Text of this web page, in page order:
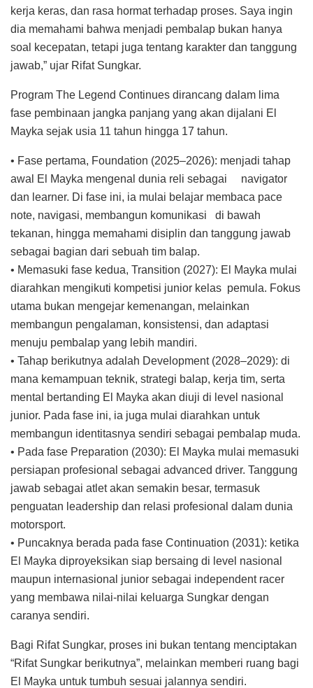
kerja keras, dan rasa hormat terhadap proses. Saya ingin
dia memahami bahwa menjadi pembalap bukan hanya
soal kecepatan, tetapi juga tentang karakter dan tanggung
jawab,” ujar Rifat Sungkar.
Program The Legend Continues dirancang dalam lima
fase pembinaan jangka panjang yang akan dijalani El
Mayka sejak usia 11 tahun hingga 17 tahun.
• Fase pertama, Foundation (2025–2026): menjadi tahap
awal El Mayka mengenal dunia reli sebagai navigator
dan learner. Di fase ini, ia mulai belajar membaca pace
note, navigasi, membangun komunikasi di bawah
tekanan, hingga memahami disiplin dan tanggung jawab
sebagai bagian dari sebuah tim balap.
• Memasuki fase kedua, Transition (2027): El Mayka mulai
diarahkan mengikuti kompetisi junior kelas pemula. Fokus
utama bukan mengejar kemenangan, melainkan
membangun pengalaman, konsistensi, dan adaptasi
menuju pembalap yang lebih mandiri.
• Tahap berikutnya adalah Development (2028–2029): di
mana kemampuan teknik, strategi balap, kerja tim, serta
mental bertanding El Mayka akan diuji di level nasional
junior. Pada fase ini, ia juga mulai diarahkan untuk
membangun identitasnya sendiri sebagai pembalap muda.
• Pada fase Preparation (2030): El Mayka mulai memasuki
persiapan profesional sebagai advanced driver. Tanggung
jawab sebagai atlet akan semakin besar, termasuk
penguatan leadership dan relasi profesional dalam dunia
motorsport.
• Puncaknya berada pada fase Continuation (2031): ketika
El Mayka diproyeksikan siap bersaing di level nasional
maupun internasional junior sebagai independent racer
yang membawa nilai-nilai keluarga Sungkar dengan
caranya sendiri.
Bagi Rifat Sungkar, proses ini bukan tentang menciptakan
“Rifat Sungkar berikutnya”, melainkan memberi ruang bagi
El Mayka untuk tumbuh sesuai jalannya sendiri.